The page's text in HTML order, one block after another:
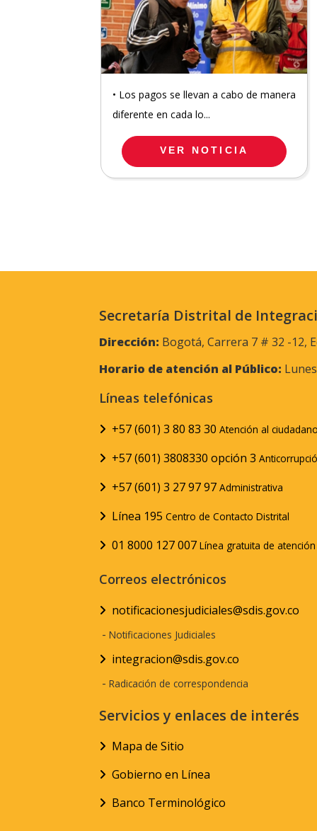
• Los pagos se llevan a cabo de manera
diferente en cada lo...
VER NOTICIA
Secretaría Distrital de
Dirección: Bogotá, Carrera 7 # 32 -12,
Horario de atención al Público:
Líneas telefónicas
+57 (601) 3 80 83 30 Atención al
+57 (601) 3808330 opción 3
+57 (601) 3 27 97 97 Administrativa
Línea 195 Centro de Contacto Distrital
01 8000 127 007 Línea gratuita de
Correos electrónicos
notificacionesjudiciales@sdis.gov.co
- Notificaciones Judiciales
integracion@sdis.gov.co
- Radicación de correspondencia
Servicios y enlaces de interés
Mapa de Sitio
Gobierno en Línea
Banco Terminológico